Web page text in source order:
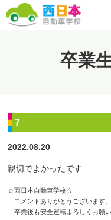
卒業
7
2022.08.20
親切でよかったです
☆西日本自動車学校☆
コメントありがとうございます。
卒業後も安全運転よろしくお願